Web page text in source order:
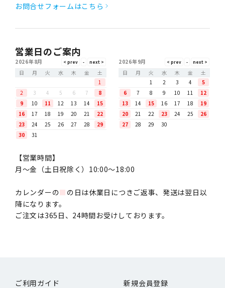
お問合せフォームはこちら
営業日のご案内
2026年8月
日
月 火 水 木 金
土
1
2
3 4 5 6 7
8
9
10 11 12 13 14
15
16
17 18 19 20 21
22
23
24 25 26 27 28
29
30
31
2026年9月
日
月 火 水 木 金
土
1
2 3 4
5
6
7 8 9 10 11
12
13
14 15 16 17 18
19
20
21 22 23 24 25
26
27
28 29 30
【営業時間】
月〜金（土日祝除く）10:00～18:00
カレンダーの■ の日は休業日につきご返事、発送は翌日以
降になります。
ご注文は365日、24時間お受けしております。
ご利用ガイド 新規会員登録